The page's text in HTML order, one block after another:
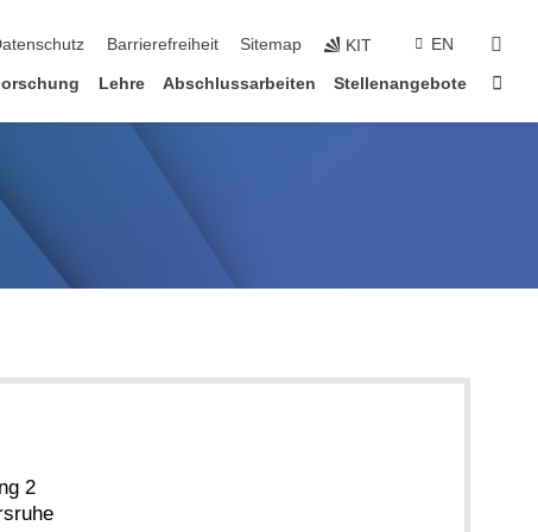
Barrierefreiheit Sitemap KIT EN
Lehre Abschlussarbeiten Stellenangebote
2